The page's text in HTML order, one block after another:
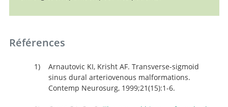
Références
Arnautovic KI, Krisht AF. Transverse-sigmoid
sinus dural arteriovenous malformations.
Contemp Neurosurg, 1999;21(15):1-6.